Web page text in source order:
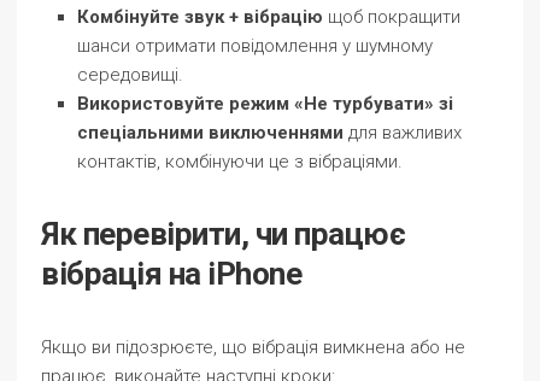
Комбінуйте звук + вібрацію щоб покращити
шанси отримати повідомлення у шумному
середовищі.
Використовуйте режим «Не турбувати» зі
спеціальними виключеннями для важливих
контактів, комбінуючи це з вібраціями.
Як перевірити, чи працює
вібрація на iPhone
Якщо ви підозрюєте, що вібрація вимкнена або не
працює, виконайте наступні кроки: